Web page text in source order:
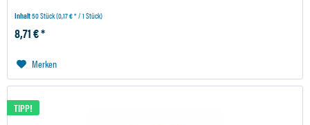
Inhalt50 Stück(0,17 € * / 1 Stück)
8,71 € *
Merken
TIPP!